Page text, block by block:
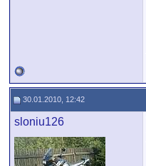
30.01.2010, 12:42
sloniu126